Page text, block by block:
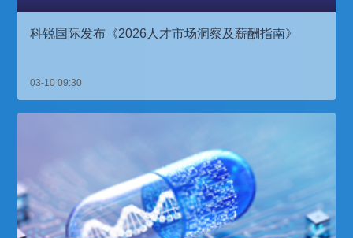
科锐国际发布《2026人才市场洞察及薪酬指南》
03-10 09:30